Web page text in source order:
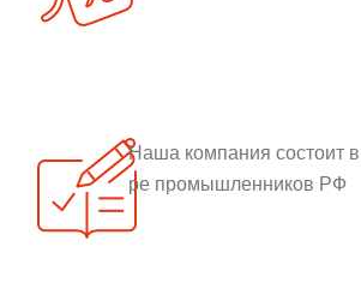
Наша компания состоит
ре промышленников РФ